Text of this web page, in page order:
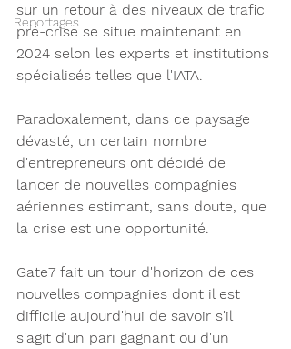
Reportages
sur un retour à des niveaux de trafic
pré-crise se situe maintenant en
2024 selon les experts et institutions
spécialisés telles que l'IATA.
Paradoxalement, dans ce paysage
dévasté, un certain nombre
d'entrepreneurs ont décidé de
lancer de nouvelles compagnies
aériennes estimant, sans doute, que
la crise est une opportunité.
Gate7 fait un tour d'horizon de ces
nouvelles compagnies dont il est
difficile aujourd'hui de savoir s'il
s'agit d'un pari gagnant ou d'un